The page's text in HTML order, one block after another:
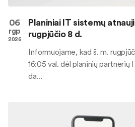
06
rgp
2026
Planiniai IT sistemų
rugpjūčio 8 d.
Informuojame, kad š. m.
16:05 val. dėl planinių partnerių
da...